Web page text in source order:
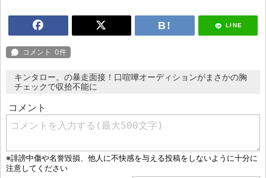
LINE
キンタロー。の暴走面接！口喧嘩オーディションがまさかの胸
チェックで収拾不能に